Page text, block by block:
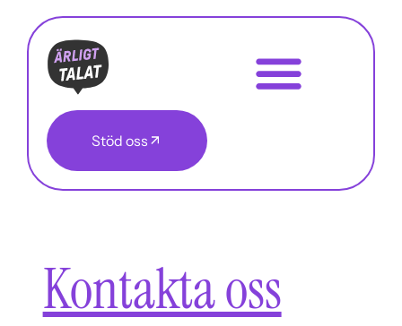
Stöd oss
Kontakta oss